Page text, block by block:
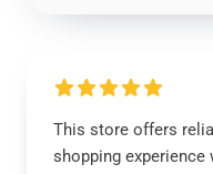
This store offers
shopping experience